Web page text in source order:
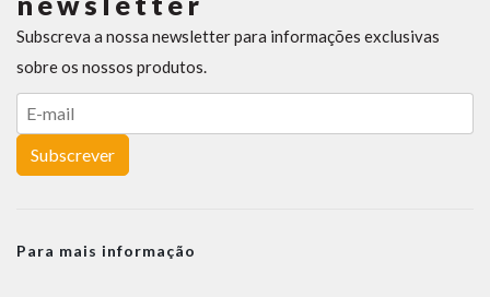
Subscreva a nossa newsletter para informações exclusivas
sobre os nossos produtos.
Subscrever
Para mais informação